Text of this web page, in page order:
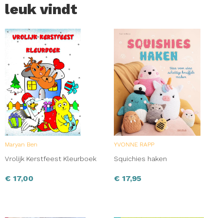
leuk vindt
Maryan Ben
Vrolijk Kerstfeest Kleurboek
€ 17,00
YVONNE RAPP
Squichies haken
€ 17,95